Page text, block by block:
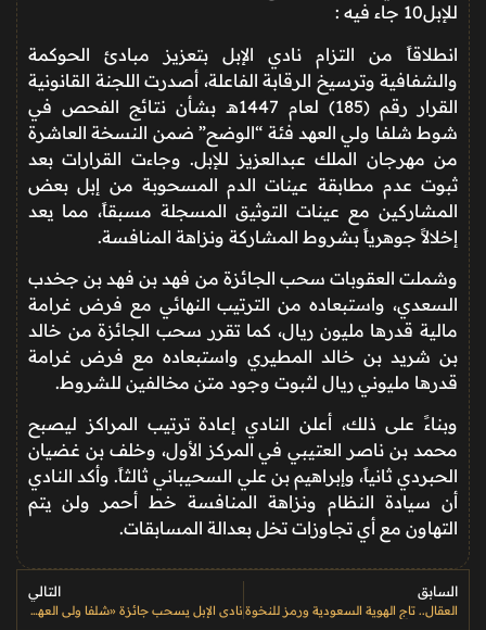
للإبل10 جاء فيه :
انطلاقاً من التزام نادي الإبل بتعزيز مبادئ الحوكمة
والشفافية وترسيخ الرقابة الفاعلة، أصدرت اللجنة القانونية
القرار رقم (185) لعام 1447هـ بشأن نتائج الفحص في
شوط شلفا ولي العهد فئة “الوضح” ضمن النسخة العاشرة
من مهرجان الملك عبدالعزيز للإبل. وجاءت القرارات بعد
ثبوت عدم مطابقة عينات الدم المسحوبة من إبل بعض
المشاركين مع عينات التوثيق المسجلة مسبقاً، مما يعد
إخلالاً جوهرياً بشروط المشاركة ونزاهة المنافسة.
وشملت العقوبات سحب الجائزة من فهد بن فهد بن جخدب
السعدي، واستبعاده من الترتيب النهائي مع فرض غرامة
مالية قدرها مليون ريال، كما تقرر سحب الجائزة من خالد
بن شريد بن خالد المطيري واستبعاده مع فرض غرامة
قدرها مليوني ريال لثبوت وجود متن مخالفين للشروط.
وبناءً على ذلك، أعلن النادي إعادة ترتيب المراكز ليصبح
محمد بن ناصر العتيبي في المركز الأول، وخلف بن غضيان
الحبردي ثانياً، وإبراهيم بن علي السحيباني ثالثاً. وأكد النادي
أن سيادة النظام ونزاهة المنافسة خط أحمر ولن يتم
التهاون مع أي تجاوزات تخل بعدالة المسابقات.
السابق
العقال.. تاج الهوية السعودية ورمز للنخوة
التالي
نادي الإبل يسحب جائزة «شلفا ولي العهد» من بن جخدب… ويشدد على «النزاهة»